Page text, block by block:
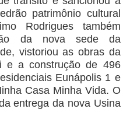
patrimônio cultural
Rodrigues também
da nova sede da
vistoriou as obras da
e a construção de 496
Eunápolis 1 e
Casa Minha Vida. O
entrega da nova Usina